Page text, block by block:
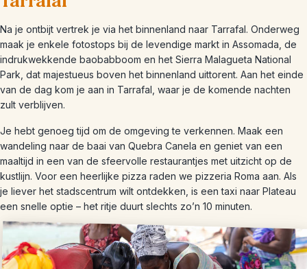
Na je ontbijt vertrek je via het binnenland naar Tarrafal. Onderweg
maak je enkele fotostops bij de levendige markt in Assomada, de
indrukwekkende baobabboom en het Sierra Malagueta National
Park, dat majestueus boven het binnenland uittorent. Aan het einde
van de dag kom je aan in Tarrafal, waar je de komende nachten
zult verblijven.
Je hebt genoeg tijd om de omgeving te verkennen. Maak een
wandeling naar de baai van Quebra Canela en geniet van een
maaltijd in een van de sfeervolle restaurantjes met uitzicht op de
kustlijn. Voor een heerlijke pizza raden we pizzeria Roma aan. Als
je liever het stadscentrum wilt ontdekken, is een taxi naar Plateau
een snelle optie – het ritje duurt slechts zo’n 10 minuten.